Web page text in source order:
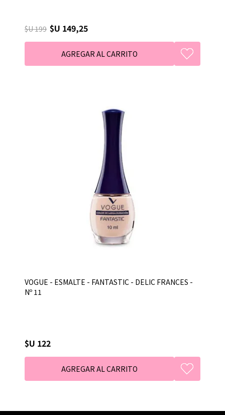
$U 199 $U 149,25
VOGUE - ESMALTE - FANTASTIC - DELIC FRANCES -
Nº 11
$U 122